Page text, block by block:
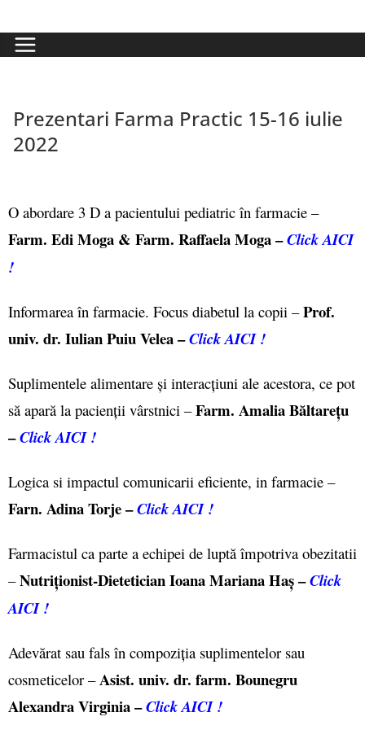
Prezentari Farma Practic 15-16 iulie
2022
O abordare 3 D a pacientului pediatric în farmacie –
Farm. Edi Moga & Farm. Raffaela Moga –Click AICI
!
Informarea în farmacie. Focus diabetul la copii –Prof.
univ. dr. Iulian Puiu Velea –Click AICI !
Suplimentele alimentare și interacțiuni ale acestora, ce pot
să apară la pacienții vârstnici –Farm. Amalia Băltarețu
–Click AICI !
Logica si impactul comunicarii eficiente, in farmacie –
Farn. Adina Torje –Click AICI !
Farmacistul ca parte a echipei de luptă împotriva obezitatii
–Nutriționist-Dietetician Ioana Mariana Haș –Click
AICI !
Adevărat sau fals în compoziția suplimentelor sau
cosmeticelor –Asist. univ. dr. farm. Bounegru
Alexandra Virginia –Click AICI !